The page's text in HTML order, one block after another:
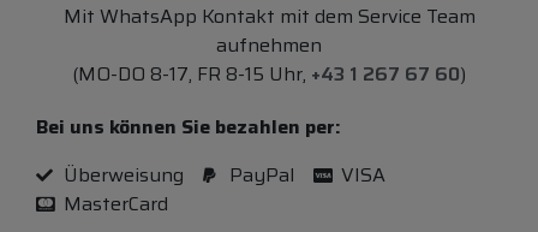
Mit WhatsApp Kontakt mit dem Service Team
aufnehmen
(MO-DO 8-17, FR 8-15 Uhr, +43 1 267 67 60)
Bei uns können Sie bezahlen per:
Überweisung
PayPal
VISA
MasterCard